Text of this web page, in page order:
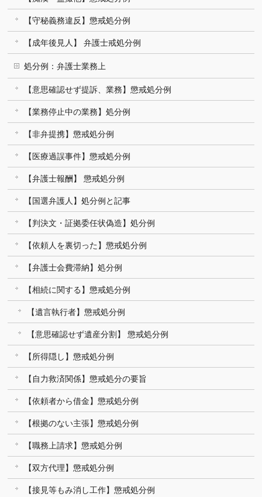
【守秘義務違反】懲戒処分例
【成年後見人】 弁護士戒処分例
処分例：弁護士業務上
【意思確認せず提訴、業務】懲戒処分例
【業務停止中の業務】処分例
【非弁提携】懲戒処分例
【医療過誤事件】懲戒処分例
【弁護士報酬】 懲戒処分例
【国選弁護人】処分例と記事
【判決文・証拠委任状偽造】処分例
【依頼人を裏切った】懲戒処分例
【弁護士会費滞納】処分例
【相続に関する】懲戒処分例
【遺言執行者】懲戒処分例
【意思確認せず遺産分割】 懲戒処分例
【所得隠し】懲戒処分例
【自力救済関係】懲戒処分の要旨
【依頼者から借金】懲戒処分例
【根拠のない主張】懲戒処分例
【職務上請求】懲戒処分例
【双方代理】懲戒処分例
【接見等もみ消し工作】懲戒処分例